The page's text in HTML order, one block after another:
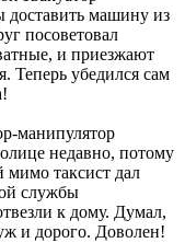
доставить машину из
посоветовал
и приезжают
Теперь убедился сам
манипулятор
недавно, потому
мимо таксист дал
службы
к дому. Думал,
и дорого. Доволен!